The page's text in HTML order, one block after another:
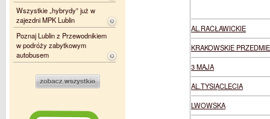
AL.RACŁAWICKIE
KRAKOWSKIE
3 MAJA
AL.TYSIĄCLECIA
LWOWSKA
Wszystkie „hybrydy” już w
zajezdni MPK Lublin
Poznaj Lublin z Przewodnikiem
w podróży zabytkowym
autobusem